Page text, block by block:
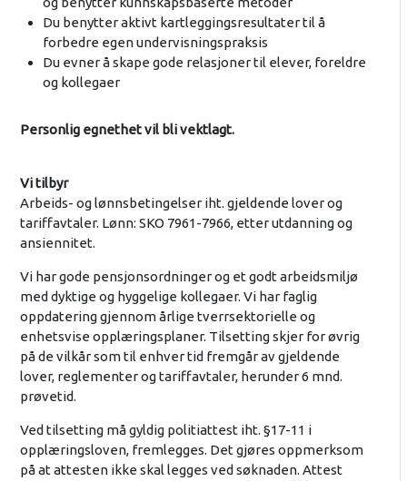
Du benytter aktivt kartleggingsresultater til å
forbedre egen undervisningspraksis
Du evner å skape gode relasjoner til elever, foreldre
og kollegaer
Personlig egnethet vil bli vektlagt.
Vi tilbyr
Arbeids- og lønnsbetingelser iht. gjeldende lover og
tariffavtaler. Lønn: SKO 7961-7966, etter utdanning og
ansiennitet.
Vi har gode pensjonsordninger og et godt arbeidsmiljø
med dyktige og hyggelige kollegaer. Vi har faglig
oppdatering gjennom årlige tverrsektorielle og
enhetsvise opplæringsplaner. Tilsetting skjer for øvrig
på de vilkår som til enhver tid fremgår av gjeldende
lover, reglementer og tariffavtaler, herunder 6 mnd.
prøvetid.
Ved tilsetting må gyldig politiattest iht. §17-11 i
opplæringsloven, fremlegges. Det gjøres oppmerksom
på at attesten ikke skal legges ved søknaden. Attest